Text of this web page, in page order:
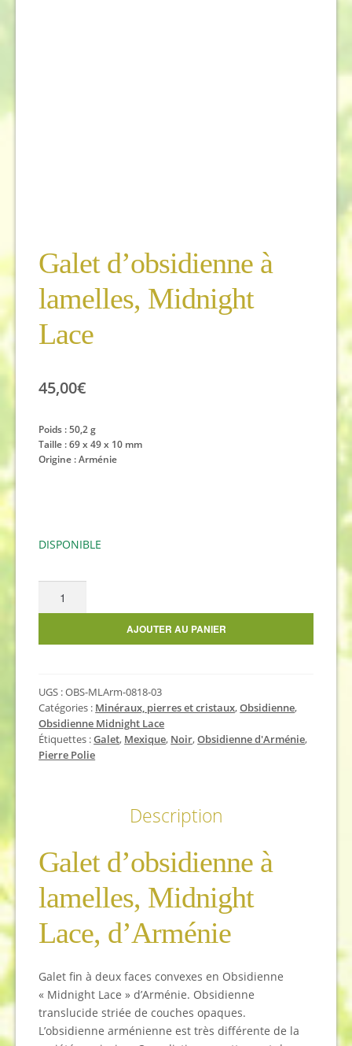
Galet d’obsidienne à
lamelles, Midnight
Lace
45,00€
Poids : 50,2 g
Taille : 69 x 49 x 10 mm
Origine : Arménie
DISPONIBLE
d'obsidienne
Midnight
Lace
AJOUTER AU PANIER
UGS :OBS-MLArm-0818-03
Catégories : Minéraux, pierres et cristaux,Obsidienne,
Obsidienne Midnight Lace
Étiquettes :Galet, Mexique, Noir,Obsidienne d'Arménie,
Pierre Polie
Description
Galet d’obsidienne à
lamelles, Midnight
Lace, d’Arménie
Galet fin à deux faces convexes en Obsidienne
« Midnight Lace » d’Arménie. Obsidienne
translucide striée de couches opaques.
L’obsidienne arménienne est très différente de la